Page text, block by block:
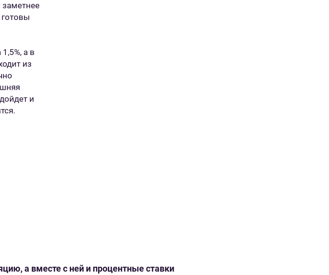
заметнее
а в
из
и
а вместе с ней и процентные ставки